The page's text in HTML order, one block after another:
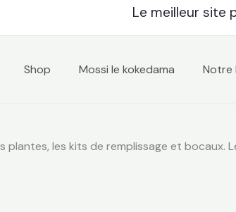
Le meilleur site
Shop Mossi le kokedama Notre
plantes, les kits de remplissage et bocaux.